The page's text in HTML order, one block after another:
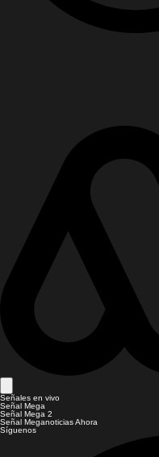
Señales en vivo
Señal Mega
Señal Mega 2
Señal Meganoticias Ahora
Síguenos